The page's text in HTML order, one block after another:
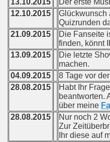
13.10.2015
Der erste
12.10.2015
Glückwunsch
Quizrunden
21.09.2015
Die Fanseite
finden, könnt
13.09.2015
Die letzte
machen.
04.09.2015
8 Tage vor
28.08.2015
Habt Ihr
beantworten.
über meine
28.08.2015
Nur noch 2
Zur
Ihr diese auf